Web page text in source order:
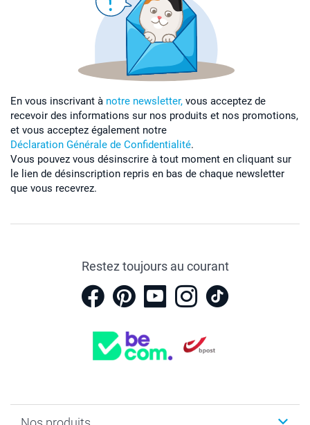
En vous inscrivant à notre newsletter, vous acceptez de
recevoir des informations sur nos produits et nos promotions,
et vous acceptez également notre
Déclaration Générale de Confidentialité.
Vous pouvez vous désinscrire à tout moment en cliquant sur
le lien de désinscription repris en bas de chaque newsletter
que vous recevrez.
Restez toujours au courant